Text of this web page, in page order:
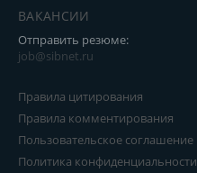
ВАКАНСИИ
Отправить резюме:
job@sibnet.ru
Правила цитирования
Правила комментирования
Пользовательское соглашение
Политика конфиденциальности